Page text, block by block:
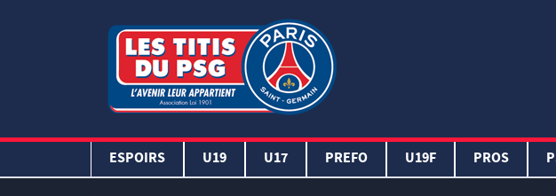
ESPOIRS U19 U17 PREFO U19F PROS